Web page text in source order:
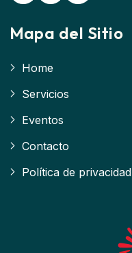
Mapa del Sitio
Home
Servicios
Eventos
Contacto
Política de privacidad